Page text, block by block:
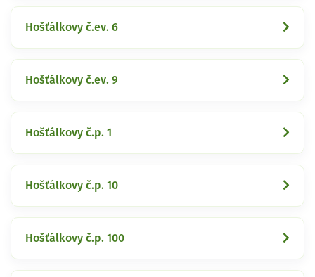
Hošťálkovy č.ev. 6
Hošťálkovy č.ev. 9
Hošťálkovy č.p. 1
Hošťálkovy č.p. 10
Hošťálkovy č.p. 100